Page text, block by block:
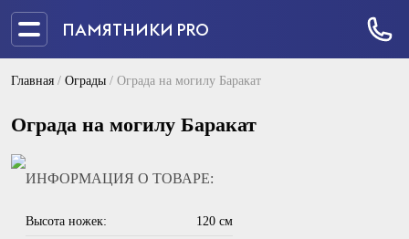
ПАМЯТНИКИ PRO
Главная / Ограды / Ограда на могилу Баракат
Ограда на могилу Баракат
ИНФОРМАЦИЯ О ТОВАРЕ:
Высота ножек: 120 см